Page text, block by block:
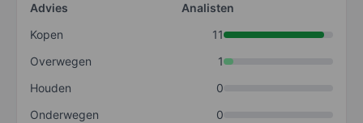
Advies
Analisten
Kopen
11
Overwegen
1
Houden
0
Onderwegen
0